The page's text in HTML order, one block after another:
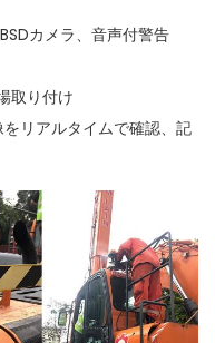
カメラ、音声付警告
取り付け
をリアルタイムで確認、記